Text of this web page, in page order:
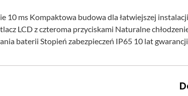
10 ms Kompaktowa budowa dla łatwiejszej
LCD z czteroma przyciskami Naturalne
baterii Stopień zabezpieczeń IP65 10 lat